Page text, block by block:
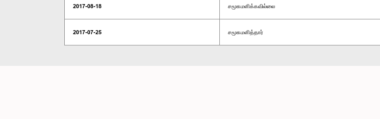
2017-08-18 சமூகமளிக்கவில்லை
2017-07-25 சமூகமளித்தார்